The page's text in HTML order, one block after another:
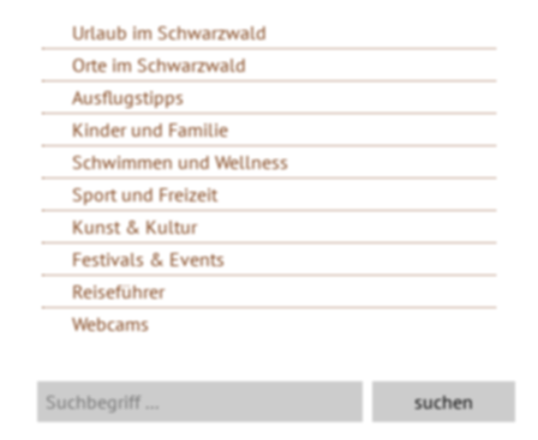
Urlaub im Schwarzwald
Orte im Schwarzwald
Ausflugstipps
Kinder und Familie
Schwimmen und Wellness
Sport und Freizeit
Kunst & Kultur
Festivals & Events
Reiseführer
Webcams